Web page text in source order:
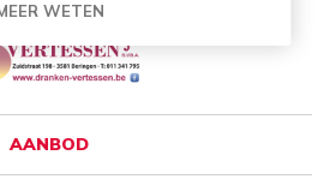
AANBOD
WETEN